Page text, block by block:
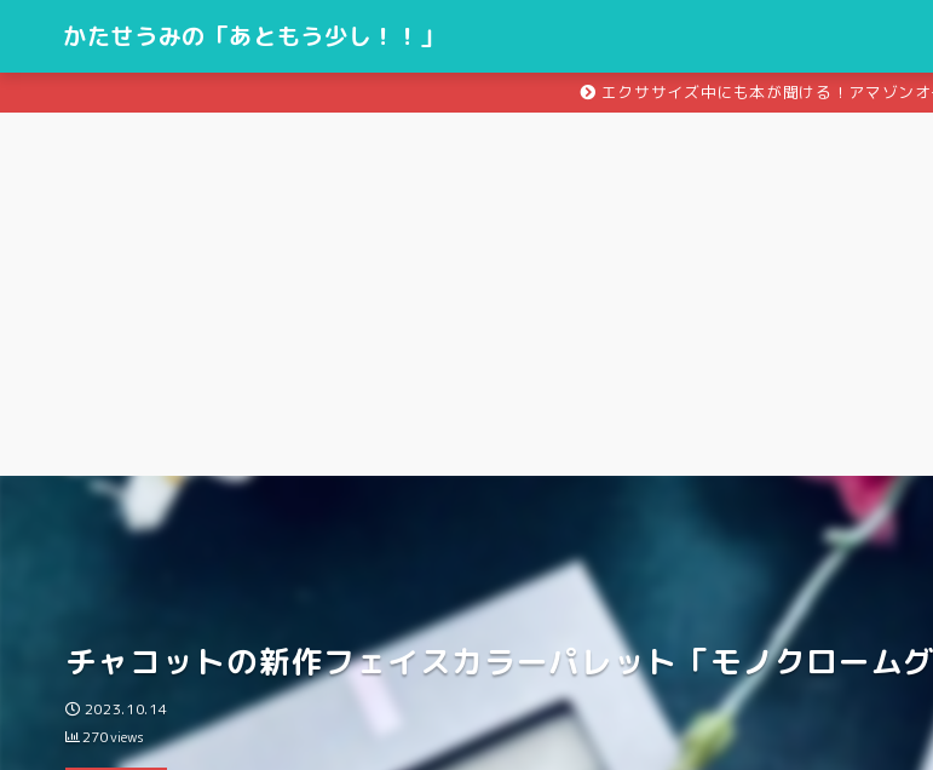
かたせうみの「あともう少し！！」
エクササイズ中にも本が聞ける！アマゾン
チャコットの新作フェイスカラーパレット「モノクローム
2023.10.14
270views